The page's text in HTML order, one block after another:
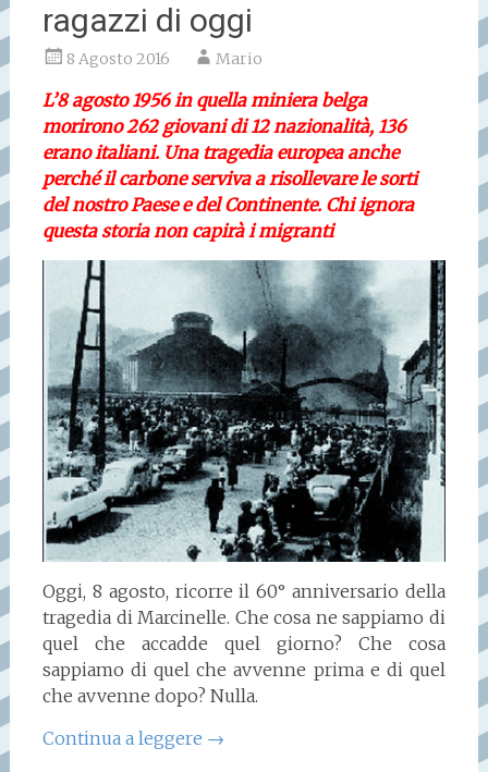
ragazzi di oggi
8 Agosto 2016 Mario
L’8 agosto 1956 in quella miniera belga
morirono 262 giovani di 12 nazionalità, 136
erano italiani. Una tragedia europea anche
perché il carbone serviva a risollevare le sorti
del nostro Paese e del Continente. Chi ignora
questa storia non capirà i migranti
Oggi, 8 agosto, ricorre il 60° anniversario della
tragedia di Marcinelle. Che cosa ne sappiamo di
quel che accadde quel giorno? Che cosa
sappiamo di quel che avvenne prima e di quel
che avvenne dopo? Nulla.
Continua a leggere →